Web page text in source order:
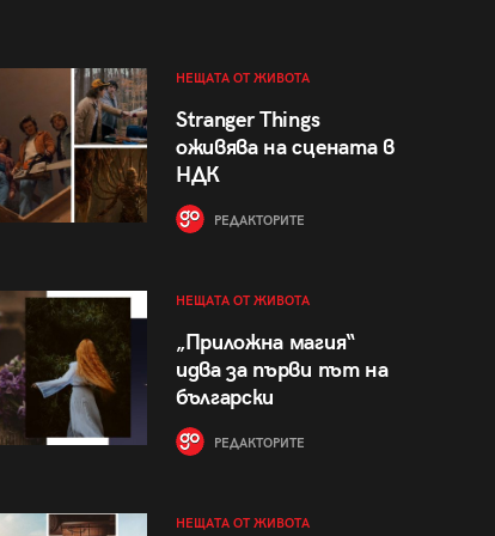
НЕЩАТА ОТ ЖИВОТА
Stranger Things
оживява на сцената в
НДК
РЕДАКТОРИТЕ
НЕЩАТА ОТ ЖИВОТА
„Приложна магия“
идва за първи път на
български
РЕДАКТОРИТЕ
НЕЩАТА ОТ ЖИВОТА